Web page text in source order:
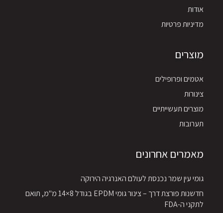
אודות
מדיניות פרטיות
מוצרים
אטמים ופרופילים
צינורות
מוצרים תעשייתיים
תערובות
מאמרים אחרונים
גומי עין שמר נכנסת לעולם האנרגיה הירוקה
חדשנות פורצת דרך – צינור גומי EPDM בגודל 8×14 מ"מ, תואם
לתקני ה-FDA